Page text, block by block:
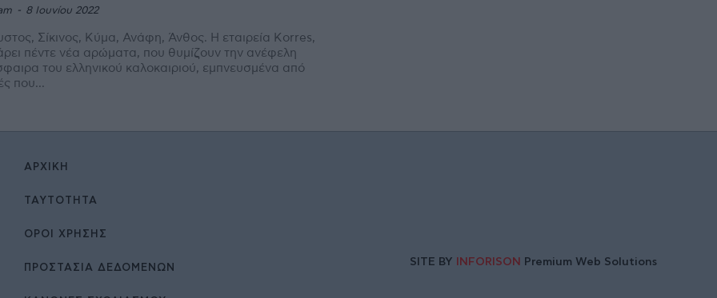
- 8 Ιουνίου 2022
Σίκινος, Κύμα, Ανάφη, Άνθος. Η εταιρεία Korres,
πέντε νέα αρώματα, που θυμίζουν την ανέφελη
του ελληνικού καλοκαιριού, εμπνευσμένα από
που...
ΑΡΧΙΚΉ
ΤΑΥΤΌΤΗΤΑ
ΌΡΟΙ ΧΡΉΣΗΣ
ΠΡΟΣΤΑΣΙΑ ΔΕΔΟΜΕΝΩΝ
SITE BY INFORISON Premium Web Solutions